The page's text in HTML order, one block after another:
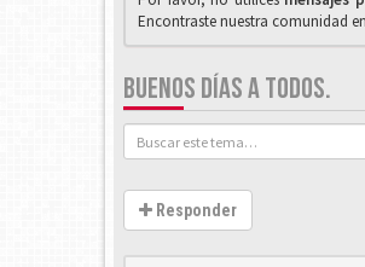
Encontraste nuestra comunidad
BUENOS DÍAS A TODOS.
Responder